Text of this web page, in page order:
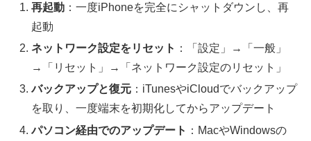
再起動 ：一度iPhoneを完全にシャットダウンし、再
起動
ネットワーク設定をリセット ：「設定」→「一般」
→「リセット」→「ネットワーク設定のリセット」
バックアップと復元 ：iTunesやiCloudでバックアップ
を取り、一度端末を初期化してからアップデート
パソコン経由でのアップデート ：MacやWindowsの